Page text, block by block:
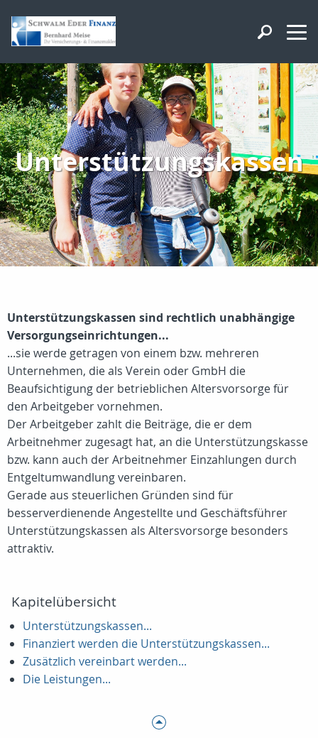
Unterstützungskassen
Unterstützungskassen sind rechtlich unabhängige
Versorgungseinrichtungen...
...sie werde getragen von einem bzw. mehreren
Unternehmen, die als Verein oder GmbH die
Beaufsichtigung der betrieblichen Altersvorsorge für
den Arbeitgeber vornehmen.
Der Arbeitgeber zahlt die Beiträge, die er dem
Arbeitnehmer zugesagt hat, an die Unterstützungskasse
bzw. kann auch der Arbeitnehmer Einzahlungen durch
Entgeltumwandlung vereinbaren.
Gerade aus steuerlichen Gründen sind für
besserverdienende Angestellte und Geschäftsführer
Unterstützungskassen als Altersvorsorge besonders
attraktiv.
Kapitelübersicht
Unterstützungskassen...
Finanziert werden die Unterstützungskassen...
Zusätzlich vereinbart werden...
Die Leistungen...